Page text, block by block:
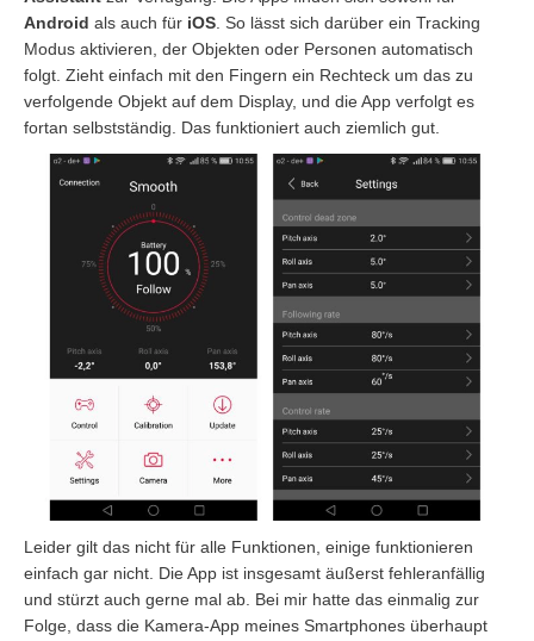
Android als auch für iOS . So lässt sich darüber ein Tracking
Modus aktivieren, der Objekten oder Personen automatisch
folgt. Zieht einfach mit den Fingern ein Rechteck um das zu
verfolgende Objekt auf dem Display, und die App verfolgt es
fortan selbstständig. Das funktioniert auch ziemlich gut.
Leider gilt das nicht für alle Funktionen, einige funktionieren
einfach gar nicht. Die App ist insgesamt äußerst fehleranfällig
und stürzt auch gerne mal ab. Bei mir hatte das einmalig zur
Folge, dass die Kamera-App meines Smartphones überhaupt